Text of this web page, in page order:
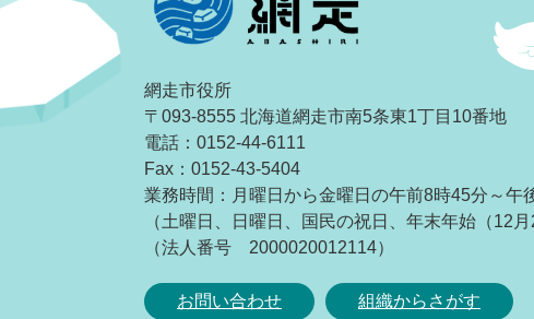
網走市役所
〒093-8555 北海道網走市南5条東1丁目10番地
電話：0152-44-6111
Fax：0152-43-5404
業務時間：月曜日から金曜日の午前8時45分～午
（土曜日、日曜日、国民の祝日、年末年始（12
（法人番号 2000020012114）
お問い合わせ 組織からさがす